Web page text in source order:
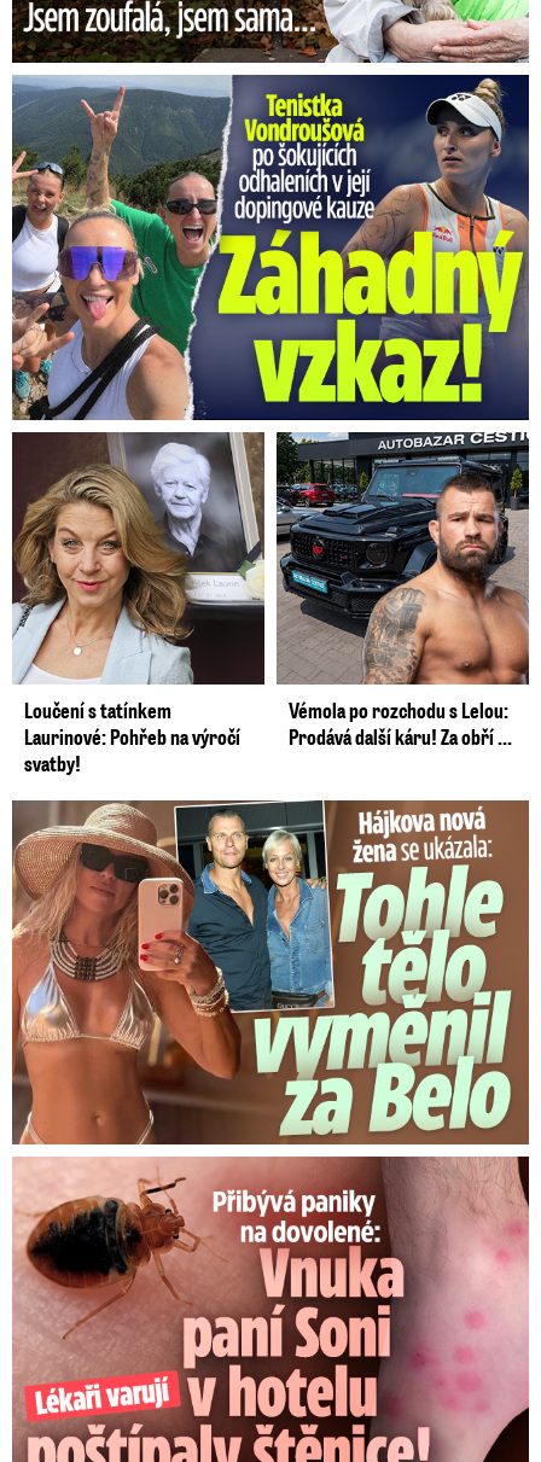
Vondroušová po šokujících odhaleních v kauze: Záhadný vzkaz!
Loučení s tatínkem
Laurinové: Pohřeb na výročí
svatby!
Vémola po rozchodu s Lelou:
Prodává další káru! Za obří ...
Tohle tělo nahradilo Belo: Nová partnerka se ukázala...
Panika na dovolené: Vnuka Soni v hotelu poštípaly štěnice!